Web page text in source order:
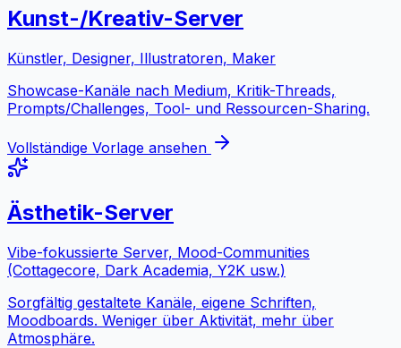
Kunst-/Kreativ-Server
Künstler, Designer, Illustratoren, Maker
Showcase-Kanäle nach Medium, Kritik-Threads,
Prompts/Challenges, Tool- und Ressourcen-Sharing.
Vollständige Vorlage ansehen
Ästhetik-Server
Vibe-fokussierte Server, Mood-Communities
(Cottagecore, Dark Academia, Y2K usw.)
Sorgfältig gestaltete Kanäle, eigene Schriften,
Moodboards. Weniger über Aktivität, mehr über
Atmosphäre.